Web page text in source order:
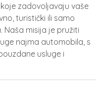
zadovoljavaju vaše
turistički ili samo
Naša misija je pružiti
najma automobila, s
usluge i